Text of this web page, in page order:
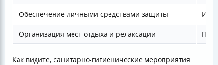
Обеспечение личными средствами защиты
Организация мест отдыха и релаксации
Как видите, санитарно-гигиенические мероприятия